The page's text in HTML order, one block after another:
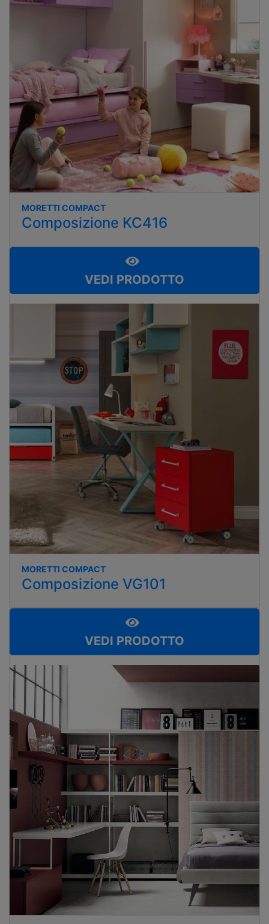
MORETTI COMPACT
Composizione KC416
VEDI PRODOTTO
MORETTI COMPACT
Composizione VG101
VEDI PRODOTTO